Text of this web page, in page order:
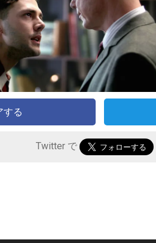
する
Twitter で